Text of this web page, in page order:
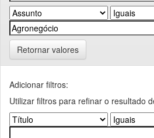
Retornar valores
Adicionar filtros:
Utilizar filtros para refinar o resultado